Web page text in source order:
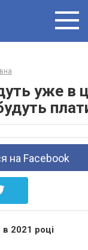
уже в
на Facebook
2021 році